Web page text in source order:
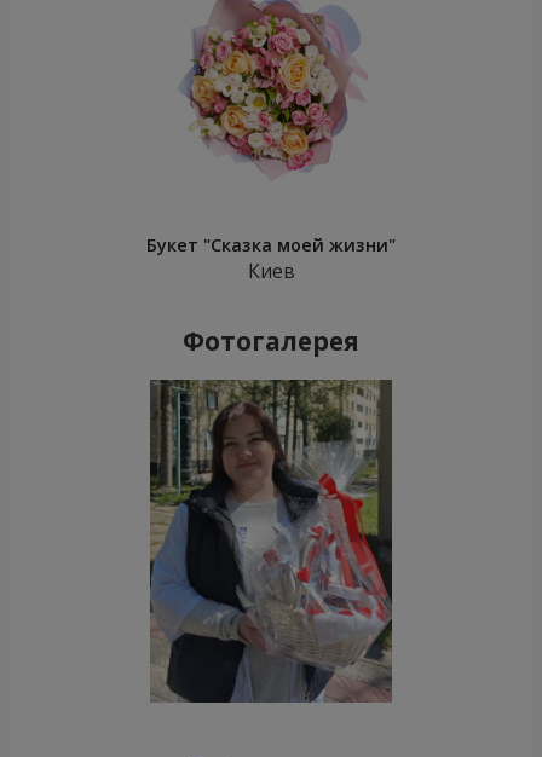
Букет "Сказка моей жизни"
Киев
Фотогалерея